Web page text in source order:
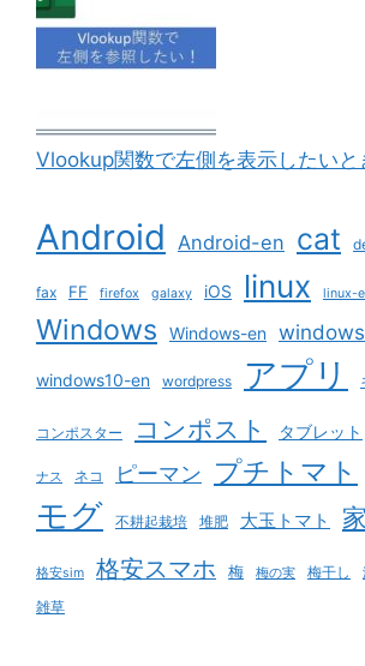
Vlookup関数で左側を表示したいと
Android Android-en cat
fax FF firefox galaxy iOS linux linux-
Windows Windows-en
windows10-en wordpress アプリ
コンポスター コンポスト タブレット
ナス ネコ ピーマン プチトマト
モグ 不耕起栽培 堆肥 大玉トマト
格安sim 格安スマホ 梅 梅の実 梅干し
雑草